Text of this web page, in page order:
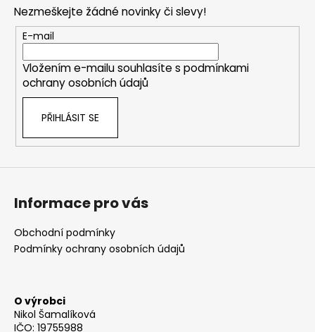
Nezmeškejte žádné novinky či slevy!
E-mail
Vložením e-mailu souhlasíte s podmínkami
ochrany osobních údajů
PŘIHLÁSIT SE
Informace pro vás
Obchodní podmínky
Podmínky ochrany osobních údajů
O výrobci
Nikol Šamalíková
IČO: 19755988